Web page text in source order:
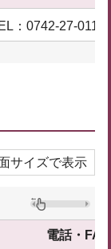
：0742-27-0110
サイズで表示
電話・FAX